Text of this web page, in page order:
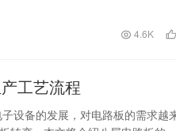
4.6K
工艺流程
设备的发展，对电路板的需求越